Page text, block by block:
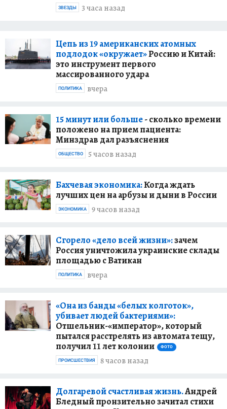
3 часа назад
ЗВЕЗДЫ
Цепь из 19 американских атомных
подлодок «окружает»Россию и Китай:
это инструмент первого
массированного удара
вчера
ПОЛИТИКА
15 минут или больше- сколько времени
положено на прием пациента:
Минздрав дал разъяснения
5 часов назад
ОБЩЕСТВО
Бахчевая экономика:Когда ждать
лучших цен на арбузы и дыни в России
9 часов назад
ЭКОНОМИКА
Сгорело «дело всей жизни»:зачем
Россия уничтожила украинские склады
площадью с Ватикан
вчера
ПОЛИТИКА
«Она из банды «белых колготок»,
убивает людей бактериями»:
Отшельник-«император», который
пытался расстрелять из автомата тещу,
получил 11 лет колонии
ФОТО
8 часов назад
ПРОИСШЕСТВИЯ
Долгаревой счастливая жизнь.Андрей
Бледный пронзительно зачитал стихи